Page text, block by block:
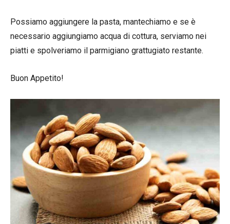
Possiamo aggiungere la pasta, mantechiamo e se è
necessario aggiungiamo acqua di cottura, serviamo nei
piatti e spolveriamo il parmigiano grattugiato restante.
Buon Appetito!